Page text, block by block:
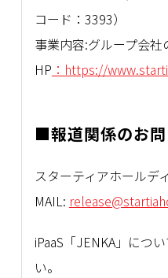
コード：3393）
事業内容:グループ会社
HP ：https://
■報道関係のお
スターティアホール
MAIL:
iPaaS「JENKA」につ
い。